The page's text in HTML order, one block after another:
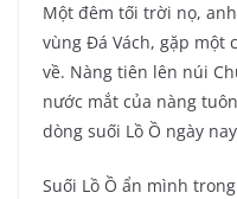
Một đêm tối trời nọ,
vùng Đá Vách, gặp một
về. Nàng tiên lên núi
nước mắt của nàng
dòng suối Lồ Ồ ngày
Suối Lồ Ồ ẩn mình